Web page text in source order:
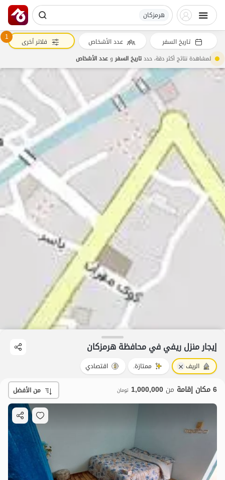
هرمزکان
إيجار منزل ريفي في محافظة هرمزکان
الريف ممتازة. اقتصادي
6 مكان إقامة من 1,000,000 تومان من الأفضل
تاريخ السفر عدد الأشخاص 1 فلاتر أخرى
لمشاهدة نتائج أكثر دقة، حددتاريخ السفروعدد الأشخاص